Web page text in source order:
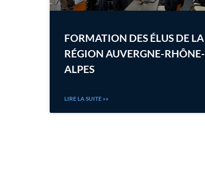
FORMATION DES ÉLUS DE LA
RÉGION AUVERGNE-RHÔNE-
ALPES
LIRE LA SUITE »»